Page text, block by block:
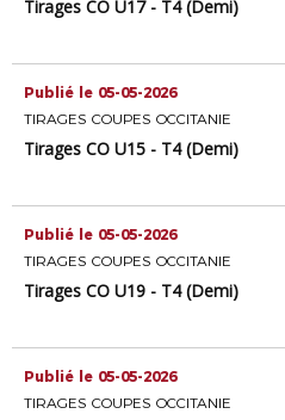
Tirages CO U17 - T4 (Demi)
Publié le 05-05-2026
TIRAGES COUPES OCCITANIE
Tirages CO U15 - T4 (Demi)
Publié le 05-05-2026
TIRAGES COUPES OCCITANIE
Tirages CO U19 - T4 (Demi)
Publié le 05-05-2026
TIRAGES COUPES OCCITANIE